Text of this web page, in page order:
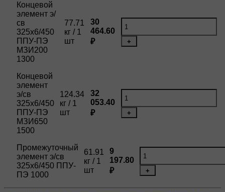
Концевой
элемент э/
св
325х6/450
ППУ-ПЭ
МЗИ200
1300
77.71
кг / 1
шт
30
464.60
₽
+
Концевой
элемент
э/св
325х6/450
ППУ-ПЭ
МЗИ650
1500
124.34
кг / 1
шт
32
053.40
₽
+
Промежуточный
элемент э/св
325х6/450 ППУ-
ПЭ 1000
61.91
кг / 1
шт
9
197.80
₽
+